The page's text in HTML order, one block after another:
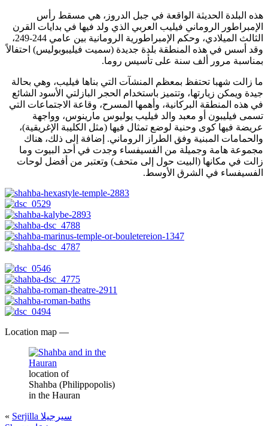
هذه البلدة الحديثة الواقعة في جبل الدروز، هي مسقط رأس
الإمبراطور الروماني فيليب العربي الذي ولد فيها في بدايات القرن
الثالث الميلادي، وحكم الإمبراطورية الرومانية بين عامي 244-249،
وقد أسس في هذه المنطقة بلدة جديدة (سميت فيليبوبوليس) احتفالاً
بمناسبة مرور ألف سنة على تأسيس روما.
ما زالت شهبا تحتفظ بمعظم المنشآت التي بناها فيليب، وهي بحالة
جيدة ويمكن زيارتها، وتتميز باستخدام الحجر البازلتي الأسود الشائع
في هذه المنطقة البركانية، وأهمها المسرح، وقاعة الاجتماعات التي
تسمى فيليبون أو معبد والد فيليب يوليوس مارينوس، وواجهة
عريضة فيها كوى وحنية لوضع تمثال فيها (مثل الكليبة الإغريقية)،
والحمامات المبنية وفق الطراز الروماني. إضافة إلى ذلك، هناك
مجموعة هامة وجميلة من الفسيفساء وجدت في أحد البيوت وما
زالت في مكانها (البيت حول إلى متحف) وتعتبر من أفضل لوحات
الفسيفساء في الشرق الأوسط.
Location map —
location of
Shahba (Philippopolis)
in the Hauran
«